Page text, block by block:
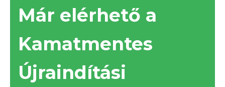
Már elérhető a
Kamatmentes
Újraindítási